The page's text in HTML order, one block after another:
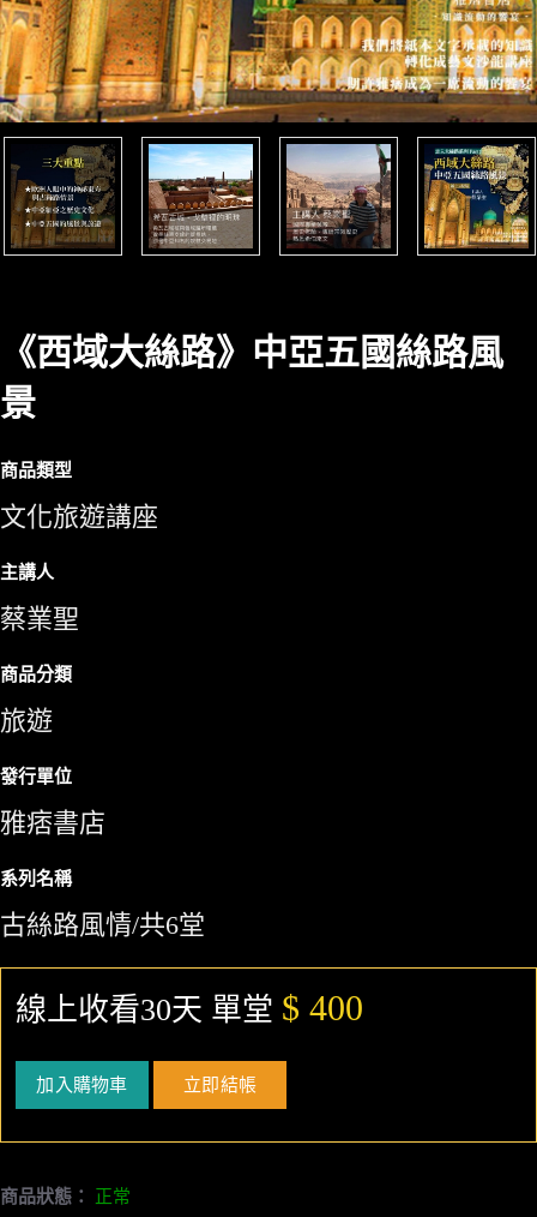
《西域大絲路》中亞五國絲路風
景
商品類型
文化旅遊講座
主講人
蔡業聖
商品分類
旅遊
發行單位
雅痞書店
系列名稱
古絲路風情/共6堂
線上收看30天 單堂 $ 400
加入購物車 立即結帳
商品狀態： 正常